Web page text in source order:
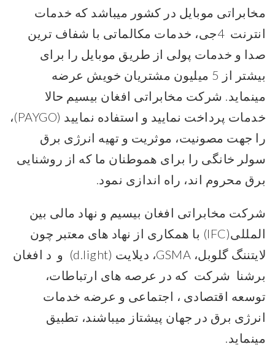
مخابراتی موبایل در کشور میباشد که خدمات
انترنت 4جی، خدمات مکالماتی با شفاف ترین
صدا و خدمات پولی از طریق موبایل را برای
بیشتر از 5 میلیون مشتریان خویش عرضه
مینماید. شرکت مخابراتی افغان بیسیم حالا
خدمات پرداخت نمایید و استفاده نمایید (PAYGO)،
را جهت مصونیت، موثریت و تهیه انرژی برق
سولر خانگی را برای هموطنان ما که از روشنایی
برق محروم اند، راه اندازی نمود.
شرکت مخابراتی افغان بیسیم و نهاد مالی بین
المللی(IFC) با همکاری از نهاد های معتبر چون
لایتننگ گلوبل، GSMA، دیلایت (d.light) و د افغان
برشنا شرکت که در عرصه های ارتباطات،
توسعه اقتصادی ، اجتماعی و عرضه خدمات
انرژی برق در جهان پیشتاز میباشند، تطبیق
مینماید.